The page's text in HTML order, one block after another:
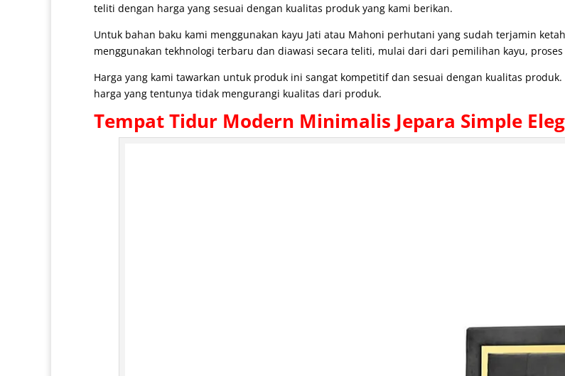
teliti dengan harga yang sesuai dengan kualitas produk yang kami berikan.
Untuk bahan baku kami menggunakan kayu Jati atau Mahoni perhutani yang sudah terjamin
menggunakan tekhnologi terbaru dan diawasi secara teliti, mulai dari dari pemilihan kayu,
Harga yang kami tawarkan untuk produk ini sangat kompetitif dan sesuai dengan kualitas
harga yang tentunya tidak mengurangi kualitas dari produk.
Tempat Tidur Modern Minimalis Jepara Simple